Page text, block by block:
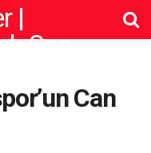
Can